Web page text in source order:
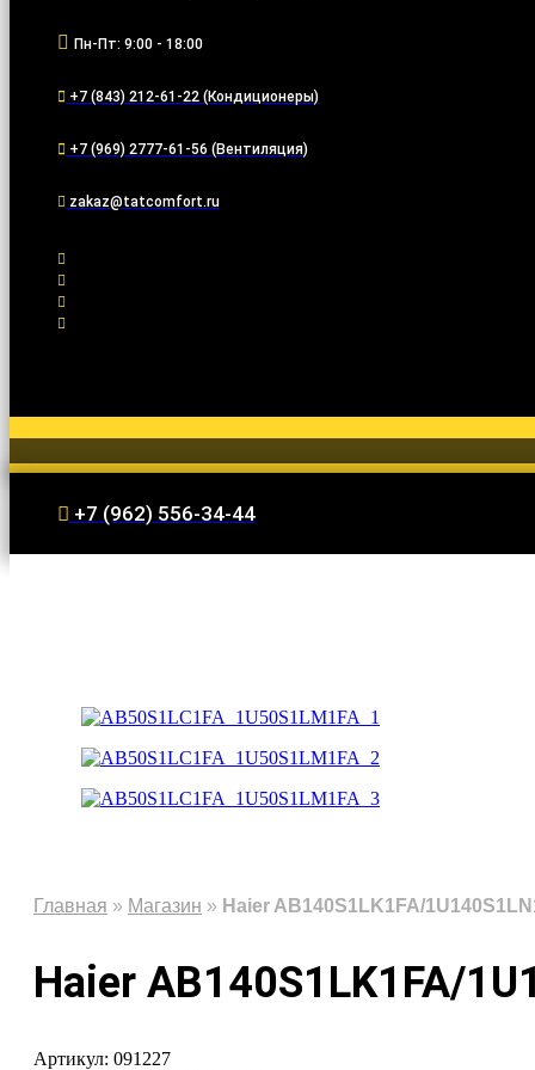
Пн-Пт: 9:00 - 18:00
+7 (843) 212-61-22 (Кондиционеры)
+7 (969) 2777-61-56 (Вентиляция)
zakaz@tatcomfort.ru
+7 (962) 556-34-44
Главная » Магазин » Haier AB140S1LK1FA/
Haier AB140S1LK1FA/
Артикул: 091227